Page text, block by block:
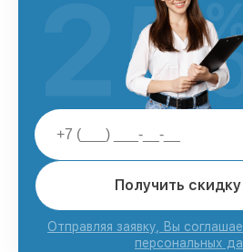
Получить скидку
Отправляя заявку, Вы
персональных
25